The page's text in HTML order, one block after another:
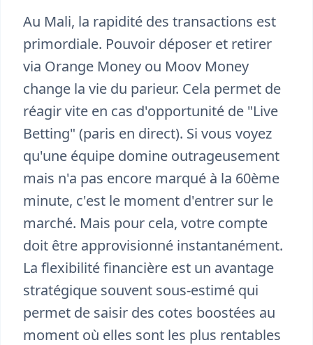
Au Mali, la rapidité des transactions est
primordiale. Pouvoir déposer et retirer
via Orange Money ou Moov Money
change la vie du parieur. Cela permet de
réagir vite en cas d'opportunité de "Live
Betting" (paris en direct). Si vous voyez
qu'une équipe domine outrageusement
mais n'a pas encore marqué à la 60ème
minute, c'est le moment d'entrer sur le
marché. Mais pour cela, votre compte
doit être approvisionné instantanément.
La flexibilité financière est un avantage
stratégique souvent sous-estimé qui
permet de saisir des cotes boostées au
moment où elles sont les plus rentables